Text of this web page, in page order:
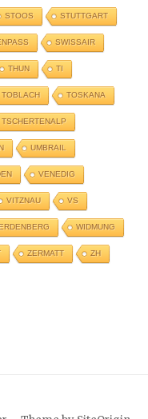
STOOS STUTTGART
SWISSAIR
THUN TI
TOBLACH TOSKANA
TSCHERTENALP
UMBRAIL
VENEDIG
VITZNAU VS
WIDMUNG
ZERMATT ZH